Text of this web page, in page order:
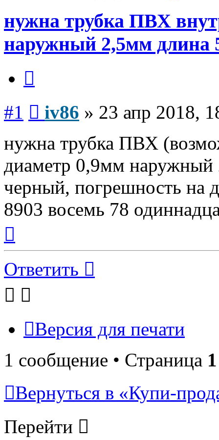
нужна трубка ПВХ
наружный 2,5мм длина
#1 iv86 » 23 апр 2018,
нужна трубка ПВХ
диаметр 0,9мм
черный, погрешность на
8903 восемь 78
началу
Ответить
Версия для печати
1 сообщение • Страница 1
Вернуться в «Купи-
Перейти